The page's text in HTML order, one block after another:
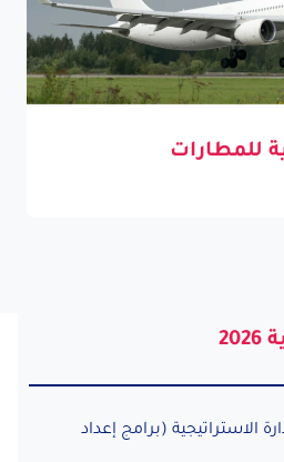
للمطارات
الاستراتيجية (برامج إعداد